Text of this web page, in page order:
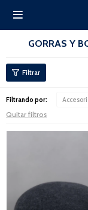

GORRAS Y
Filtrando por:
Quitar filtros